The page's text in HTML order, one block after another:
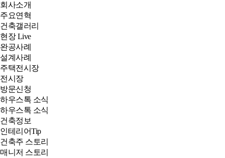
회사소개
주요연혁
건축갤러리
현장 Live
완공사례
설계사례
주택전시장
전시장
방문신청
하우스톡 소식
하우스톡 소식
건축정보
인테리어Tip
건축주 스토리
매니저 스토리